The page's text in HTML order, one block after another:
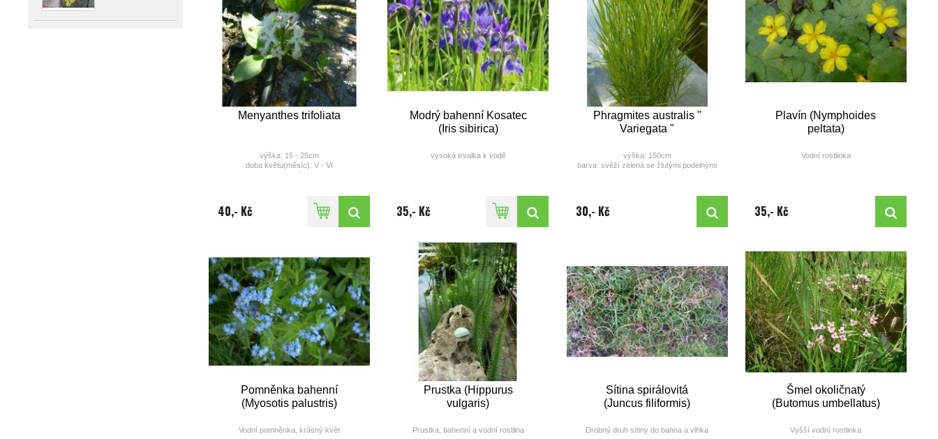
Menyanthes trifoliata
výška: 15 - 25cm
doba květu(měsíc): V - VI
40,- Kč
Modrý bahenní Kosatec
(Iris sibirica)
vysoká trvalka k vodě
barva: modrá
35,- Kč
Phragmites australis "
Variegata "
výška: 150cm
barva: svěží zelená se žlutými podélnými
30,- Kč
Plavín (Nymphoides
peltata)
Vodní rostlinka
35,- Kč
Pomněnka bahenní
(Myosotis palustris)
Vodní pomněnka, krásný květ
Prustka (Hippurus
vulgaris)
Prustka, bahenní a vodní rostlina
Sítina spirálovitá
(Juncus filiformis)
Drobný druh sítiny do bahna a vlhka
Šmel okoličnatý
(Butomus umbellatus)
Vyšší vodní rostlinka